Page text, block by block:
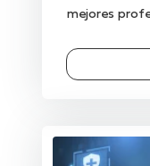
mejores